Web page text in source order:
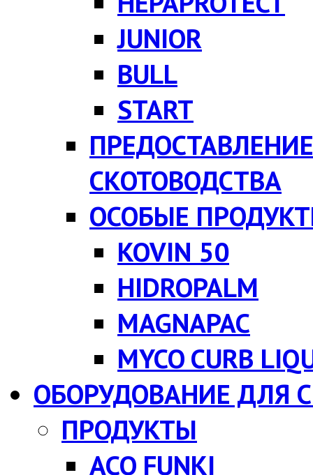
JUNIOR
BULL
START
СКОТОВОДСТВА
ОСОБЫЕ
KOVIN 50
HIDROPALM
MAGNAPAC
MYCO CURB
ОБОРУДОВАНИЕ ДЛЯ
ПРОДУКТЫ
ACO FUNKI